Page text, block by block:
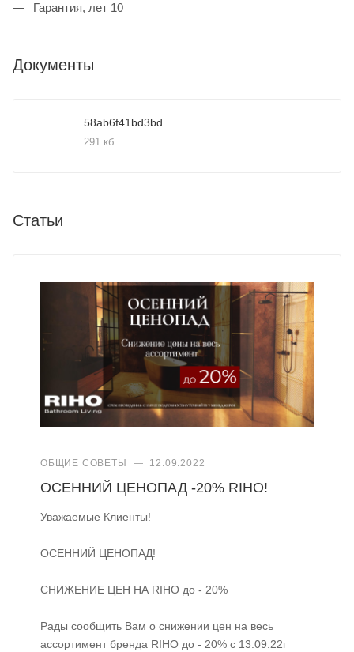
Гарантия, лет 10
Документы
58ab6f41bd3bd
291 кб
Статьи
ОБЩИЕ СОВЕТЫ — 12.09.2022
ОСЕННИЙ ЦЕНОПАД -20% RIHO!
Уважаемые Клиенты!
ОСЕННИЙ ЦЕНОПАД!
СНИЖЕНИЕ ЦЕН НА RIHO до - 20%
Рады сообщить Вам о снижении цен на весь
ассортимент бренда RIHO до - 20% с 13.09.22г